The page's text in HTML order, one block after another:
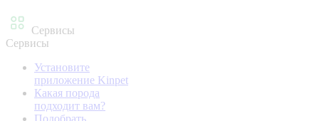
Сервисы
Сервисы
Установите
приложение Kinpet
Какая порода
подходит вам?
Подобрать